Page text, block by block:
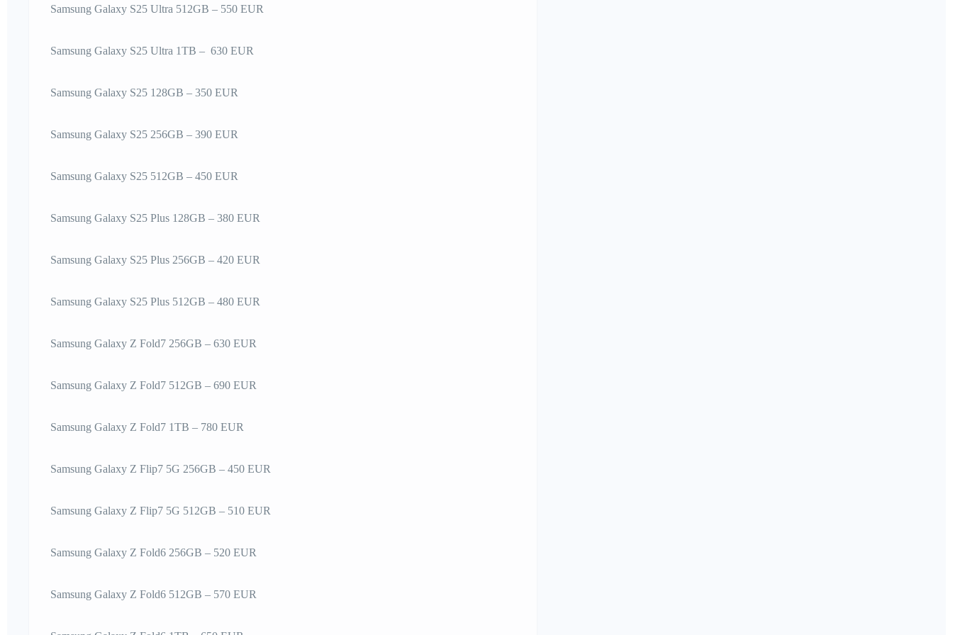
Samsung Galaxy S25 Ultra 512GB – 550 EUR
Samsung Galaxy S25 Ultra 1TB – 630 EUR
Samsung Galaxy S25 128GB – 350 EUR
Samsung Galaxy S25 256GB – 390 EUR
Samsung Galaxy S25 512GB – 450 EUR
Samsung Galaxy S25 Plus 128GB – 380 EUR
Samsung Galaxy S25 Plus 256GB – 420 EUR
Samsung Galaxy S25 Plus 512GB – 480 EUR
Samsung Galaxy Z Fold7 256GB – 630 EUR
Samsung Galaxy Z Fold7 512GB – 690 EUR
Samsung Galaxy Z Fold7 1TB – 780 EUR
Samsung Galaxy Z Flip7 5G 256GB – 450 EUR
Samsung Galaxy Z Flip7 5G 512GB – 510 EUR
Samsung Galaxy Z Fold6 256GB – 520 EUR
Samsung Galaxy Z Fold6 512GB – 570 EUR